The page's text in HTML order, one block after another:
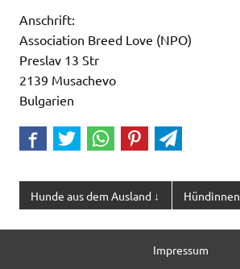
Anschrift:
Association Breed Love (NPO)
Preslav 13 Str
2139 Musachevo
Bulgarien
Hunde aus dem Ausland ↓ Hündinnen
Impressum